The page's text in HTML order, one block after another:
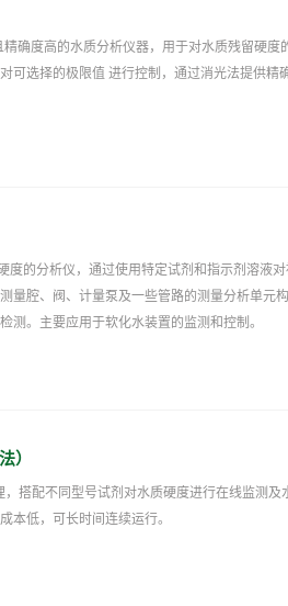
确度高的水质分析仪器，用于对水质残留硬度
可选择的极限值 进行控制，通过消光法提供精
度的分析仪，通过使用特定试剂和指示剂溶液
量腔、阀、计量泵及一些管路的测量分析单元
测。主要应用于软化水装置的监测和控制。
）
搭配不同型号试剂对水质硬度进行在线监测及
本低，可长时间连续运行。